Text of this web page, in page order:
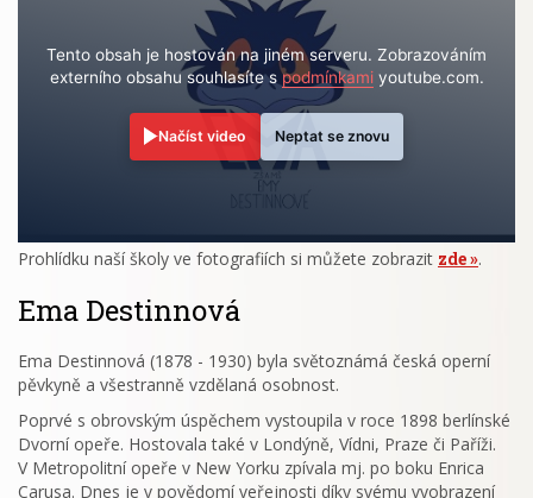
Tento obsah je hostován na jiném serveru. Zobrazováním
externího obsahu souhlasíte spodmínkamiyoutube.com.
Načíst video Neptat se znovu
Prohlídku naší školy ve fotografiích si můžete zobrazit zde .
Ema Destinnová
Ema Destinnová (1878 - 1930) byla světoznámá česká operní
pěvkyně a všestranně vzdělaná osobnost.
Poprvé s obrovským úspěchem vystoupila v roce 1898 berlínské
Dvorní opeře. Hostovala také v Londýně, Vídni, Praze či Paříži.
V Metropolitní opeře v New Yorku zpívala mj. po boku Enrica
Carusa. Dnes je v povědomí veřejnosti díky svému vyobrazení